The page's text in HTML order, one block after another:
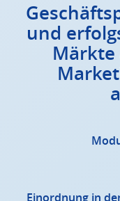
und
Märkte
Einordnung in